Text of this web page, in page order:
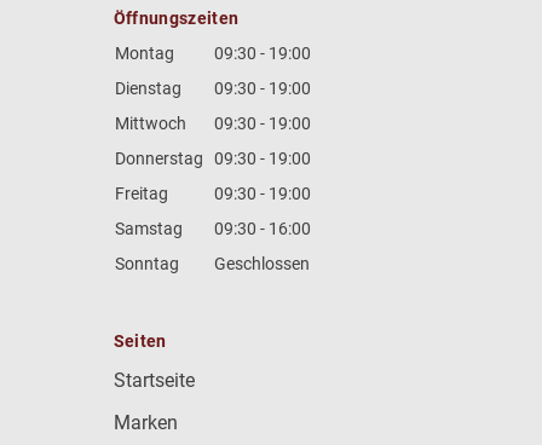
Öffnungszeiten
Montag
09:30 - 19:00
Dienstag
09:30 - 19:00
Mittwoch
09:30 - 19:00
Donnerstag
09:30 - 19:00
Freitag
09:30 - 19:00
Samstag
09:30 - 16:00
Sonntag
Geschlossen
Seiten
Startseite
Marken